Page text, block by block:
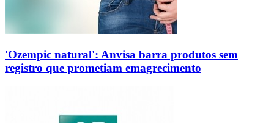
'Ozempic natural': Anvisa barra produtos sem
registro que prometiam emagrecimento